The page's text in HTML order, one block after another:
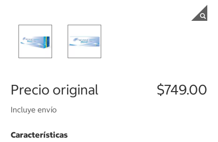
Precio original $749.00
Incluye envío
Características